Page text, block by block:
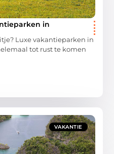
in
Luxe vakantieparken in
tot rust te komen
VAKANTIE